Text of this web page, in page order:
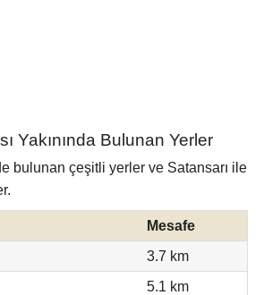
Yakınında Bulunan Yerler
bulunan çeşitli yerler ve Satansarı ile
Mesafe
3.7 km
5.1 km